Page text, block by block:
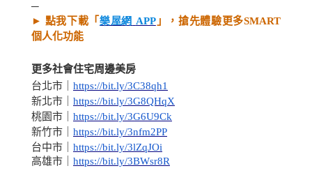
─
► 點我下載「樂屋網 APP」，搶先體驗更多SMART
個人化功能
更多社會住宅周邊美房
台北市
https://bit.ly/3C38qh1
新北市｜ https://bit.ly/3G8QHqX
桃園市｜ https://bit.ly/3G6U9Ck
新竹市｜ https://bit.ly/3nfm2PP
台中市｜ https://bit.ly/3lZqJOi
高雄市｜ https://bit.ly/3BWsr8R